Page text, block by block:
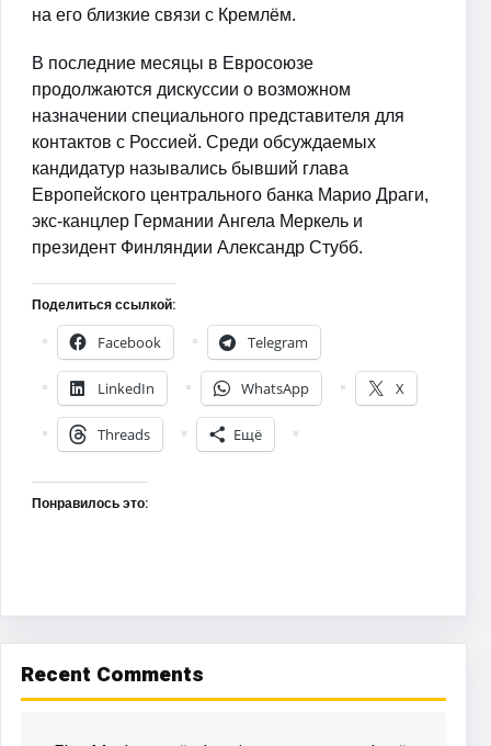
на его близкие связи с Кремлём.
В последние месяцы в Евросоюзе
продолжаются дискуссии о возможном
назначении специального представителя для
контактов с Россией. Среди обсуждаемых
кандидатур назывались бывший глава
Европейского центрального банка Марио Драги,
экс-канцлер Германии Ангела Меркель и
президент Финляндии Александр Стубб.
Поделиться ссылкой:
Facebook
Telegram
LinkedIn WhatsApp X
Threads Ещё
Понравилось это:
Recent Comments